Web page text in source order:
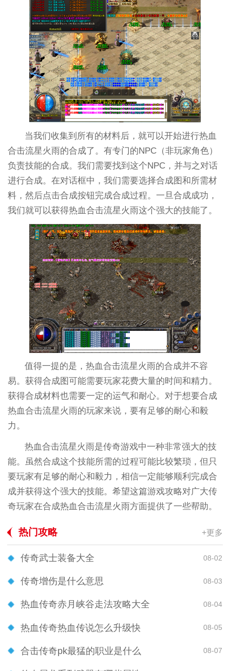
当我们收集到所有的材料后，就可以开始进行热血
合击流星火雨的合成了。有专门的NPC（非玩家角色）
负责技能的合成。我们需要找到这个NPC，并与之对话
进行合成。在对话框中，我们需要选择合成图和所需材
料，然后点击合成按钮完成合成过程。一旦合成成功，
我们就可以获得热血合击流星火雨这个强大的技能了。
值得一提的是，热血合击流星火雨的合成并不容
易。获得合成图可能需要玩家花费大量的时间和精力。
获得合成材料也需要一定的运气和耐心。对于想要合成
热血合击流星火雨的玩家来说，要有足够的耐心和毅
力。
热血合击流星火雨是传奇游戏中一种非常强大的技
能。虽然合成这个技能所需的过程可能比较繁琐，但只
要玩家有足够的耐心和毅力，相信一定能够顺利完成合
成并获得这个强大的技能。希望这篇游戏攻略对广大传
奇玩家在合成热血合击流星火雨方面提供了一些帮助。
热门攻略 +更多
传奇武士装备大全 08-02
传奇增伤是什么意思 08-03
热血传奇赤月峡谷走法攻略大全 08-04
热血传奇热血传说怎么升级快 08-05
合击传奇pk最猛的职业是什么 08-07